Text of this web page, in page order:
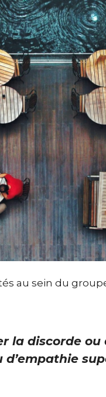
au sein du
la discorde ou
d’empathie